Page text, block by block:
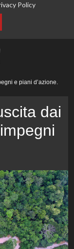
Policy
e piani d’azione.
dai